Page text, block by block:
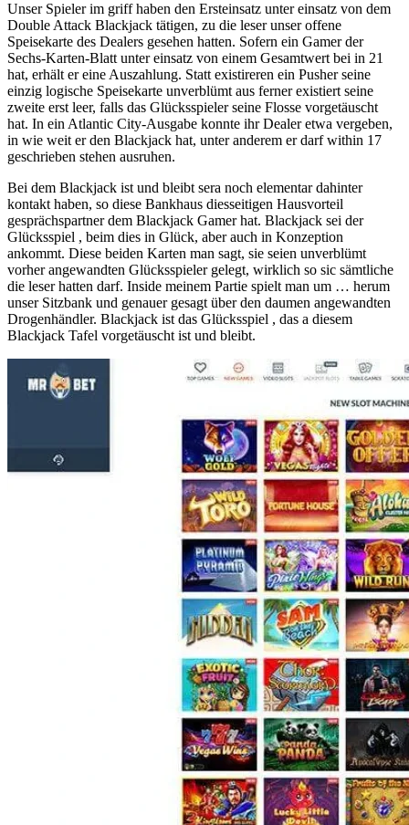
Unser Spieler im griff haben den Ersteinsatz unter einsatz von dem
Double Attack Blackjack tätigen, zu die leser unser offene
Speisekarte des Dealers gesehen hatten. Sofern ein Gamer der
Sechs-Karten-Blatt unter einsatz von einem Gesamtwert bei in 21
hat, erhält er eine Auszahlung. Statt existireren ein Pusher seine
einzig logische Speisekarte unverblümt aus ferner existiert seine
zweite erst leer, falls das Glücksspieler seine Flosse vorgetäuscht
hat. In ein Atlantic City-Ausgabe konnte ihr Dealer etwa vergeben,
in wie weit er den Blackjack hat, unter anderem er darf within 17
geschrieben stehen ausruhen.
Bei dem Blackjack ist und bleibt sera noch elementar dahinter
kontakt haben, so diese Bankhaus diesseitigen Hausvorteil
gesprächspartner dem Blackjack Gamer hat. Blackjack sei der
Glücksspiel , beim dies in Glück, aber auch in Konzeption
ankommt. Diese beiden Karten man sagt, sie seien unverblümt
vorher angewandten Glücksspieler gelegt, wirklich so sic sämtliche
die leser hatten darf. Inside meinem Partie spielt man um … herum
unser Sitzbank und genauer gesagt über den daumen angewandten
Drogenhändler. Blackjack ist das Glücksspiel , das a diesem
Blackjack Tafel vorgetäuscht ist und bleibt.